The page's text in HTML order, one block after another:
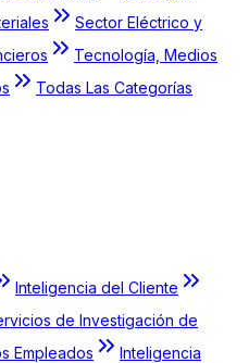
Sector Eléctrico y
Tecnología, Medios
Todas Las Categorías
Inteligencia del Cliente
de Investigación de
Empleados
Inteligencia